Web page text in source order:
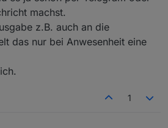
machst.
z.B. auch an die
das nur bei Anwesenheit eine
1